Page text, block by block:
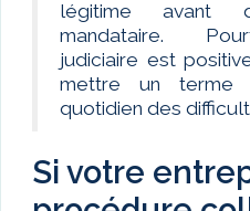
légitime avant
mandataire.
judiciaire est
mettre un terme
quotidien des
Si votre